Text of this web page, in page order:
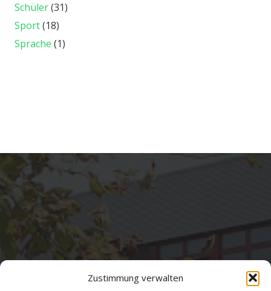
Zustimmung verwalten
Schüler(31)
Sport(18)
Sprache (1)
Adresse